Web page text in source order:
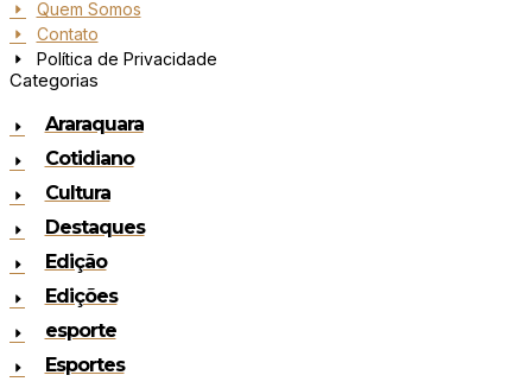
Quem Somos
Contato
Política de Privacidade
Categorias
Araraquara
Cotidiano
Cultura
Destaques
Edição
Edições
esporte
Esportes